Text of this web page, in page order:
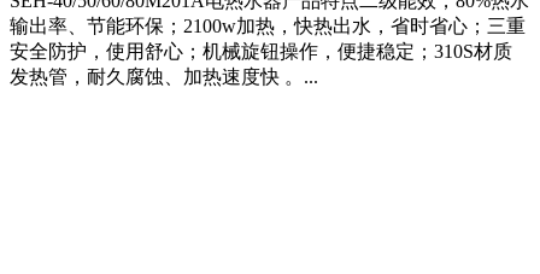
输出率、节能环保；2100w加热，快热出水，省时省心；三重
安全防护，使用舒心；机械旋钮操作，便捷稳定；310S材质
发热管，耐久腐蚀、加热速度快 。...